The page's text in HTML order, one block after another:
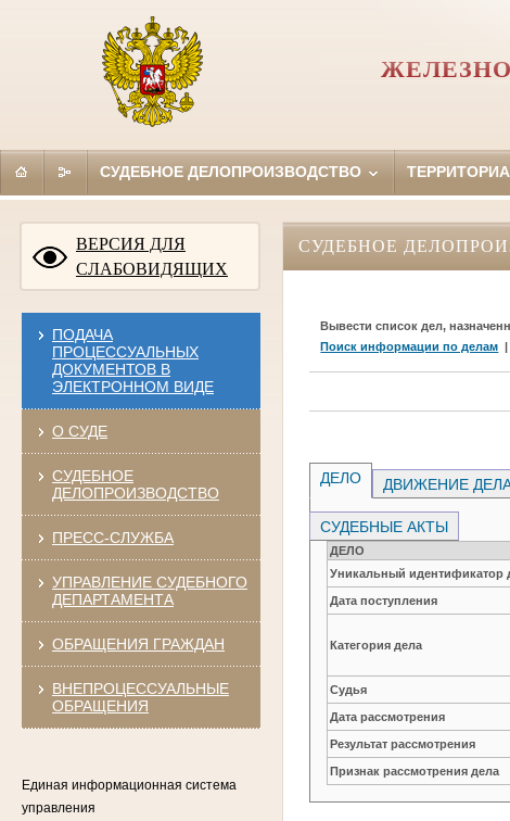
СУДЕБНОЕ ДЕЛОПРОИЗВОДСТВО
ВЕРСИЯ ДЛЯ
СЛАБОВИДЯЩИХ
ПОДАЧА
ПРОЦЕССУАЛЬНЫХ
ДОКУМЕНТОВ В
ЭЛЕКТРОННОМ ВИДЕ
О СУДЕ
СУДЕБНОЕ
ДЕЛОПРОИЗВОДСТВО
ПРЕСС-СЛУЖБА
УПРАВЛЕНИЕ СУДЕБНОГО
ДЕПАРТАМЕНТА
ОБРАЩЕНИЯ ГРАЖДАН
ВНЕПРОЦЕССУАЛЬНЫЕ
ОБРАЩЕНИЯ
Единая информационная система
управления
СУДЕБНОЕ
Вывести список дел,
Поиск информации по делам
ДЕЛО ДВИЖЕНИЕ
СУДЕБНЫЕ АКТЫ
ДЕЛО
Уникальный идентификатор
Дата поступления
Категория дела
Судья
Дата рассмотрения
Результат рассмотрения
Признак рассмотрения дела